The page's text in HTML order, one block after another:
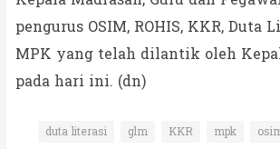
pengurus OSIM, ROHIS, KKR, Duta
MPK yang telah dilantik oleh
pada hari ini. (dn)
duta literasi glm KKR mpk